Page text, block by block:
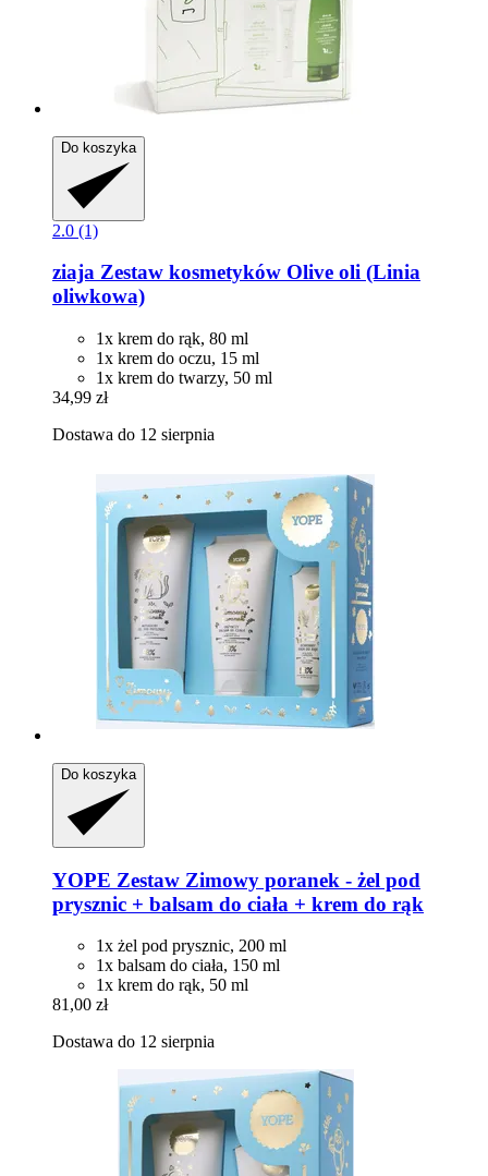
Do koszyka
2.0 (1)
ziaja Zestaw kosmetyków Olive oli (Linia
oliwkowa)
1x krem do rąk, 80 ml
1x krem do oczu, 15 ml
1x krem do twarzy, 50 ml
34,99 zł
Dostawa do 12 sierpnia
Do koszyka
YOPE Zestaw Zimowy poranek -​ żel pod
prysznic + balsam do ciała + krem do rąk
1x żel pod prysznic, 200 ml
1x balsam do ciała, 150 ml
1x krem do rąk, 50 ml
81,00 zł
Dostawa do 12 sierpnia